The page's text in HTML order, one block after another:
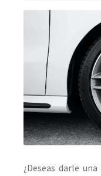
¿Deseas darle una